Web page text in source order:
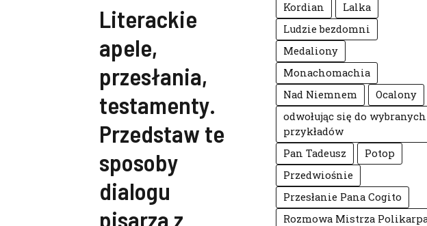
Literackie
apele,
przesłania,
testamenty.
Przedstaw te
sposoby
dialogu
pisarza z
Kordian
Lalka
Ludzie bezdomni
Medaliony
Monachomachia
Nad Niemnem
Ocalony
odwołując się do wybranych
przykładów
Pan Tadeusz
Potop
Przedwiośnie
Przesłanie Pana Cogito
Rozmowa Mistrza